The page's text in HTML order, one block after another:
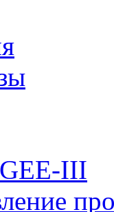
III